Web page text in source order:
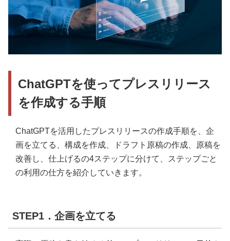
ChatGPTを使ってプレスリリース
を作成する手順
ChatGPTを活用したプレスリリースの作成手順を、企
画を立てる、構成を作成、ドラフト原稿の作成、原稿を
改善し、仕上げるの4ステップに分けて、ステップごと
の利用の仕方を紹介していきます。
STEP1．企画を立てる